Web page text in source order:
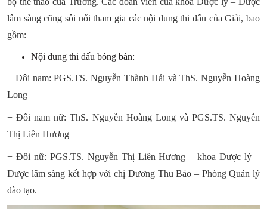
CỰU NGƯỜI HỌC
lâm sàng cũng sôi nổi tham gia các nội dung thi đấu của Giải, bao
gồm:
Nội dung thi đấu bóng bàn:
+ Đôi nam: PGS.TS. Nguyễn Thành Hải và ThS. Nguyễn Hoàng
Long
+ Đôi nam nữ: ThS. Nguyễn Hoàng Long và PGS.TS. Nguyễn
Thị Liên Hương
+ Đôi nữ: PGS.TS. Nguyễn Thị Liên Hương – khoa Dược lý –
Dược lâm sàng kết hợp với chị Dương Thu Bảo – Phòng Quản lý
đào tạo.